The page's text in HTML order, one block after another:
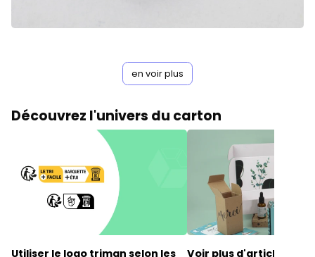
en voir plus
Découvrez l'univers du carton
Utiliser le logo triman selon les
Voir plus d'articles